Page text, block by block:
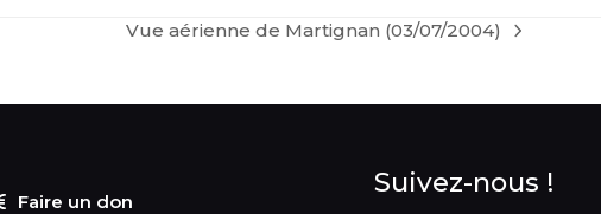
next
Vue aérienne de Martignan (03/07/2004)
Faire un don
Suivez-nous !